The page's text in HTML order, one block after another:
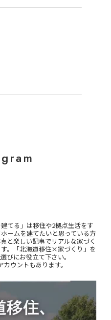
てる」は移住や2拠点生活をす
ームを建てたいと思っている方
と楽しい記事でリアルな家づく
。「北海道移住×家づくり」を
びにお役立て下さい。
ウントもあります。